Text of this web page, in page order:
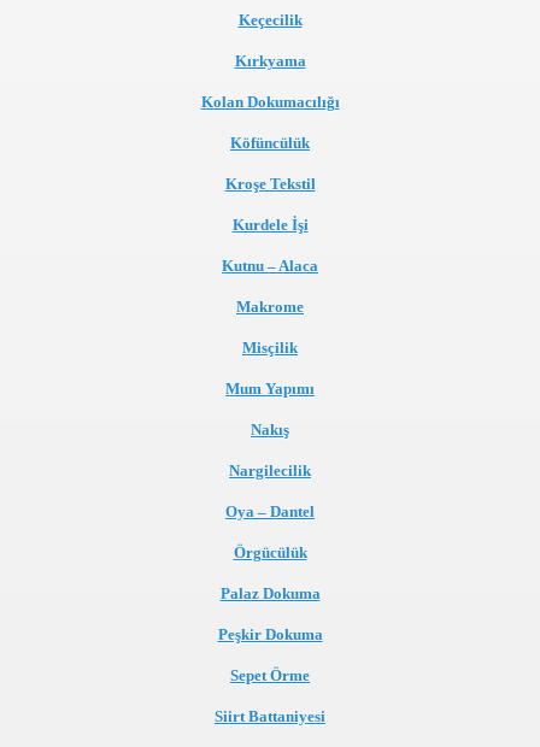
Keçecilik
Kırkyama
Kolan Dokumacılığı
Köfüncülük
Kroşe Tekstil
Kurdele İşi
Kutnu – Alaca
Makrome
Misçilik
Mum Yapımı
Nakış
Nargilecilik
Oya – Dantel
Örgücülük
Palaz Dokuma
Peşkir Dokuma
Sepet Örme
Siirt Battaniyesi